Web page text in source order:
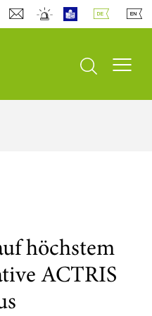
Suche öffnen
höchstem
ACTRIS